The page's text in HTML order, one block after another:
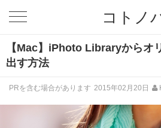
コトノ
【Mac】iPhoto Libraryからオ
出す方法
PRを含む場合があります 2015年02月20日